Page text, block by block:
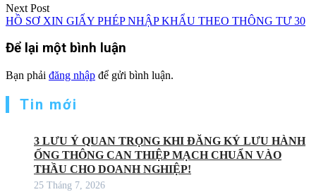
Điều
hướng
bài
viết
Next Post
HỒ SƠ XIN GIẤY PHÉP NHẬP KHẨU THEO THÔNG TƯ 30
Để lại một bình luận
Bạn phải đăng nhập để gửi bình luận.
Tin mới
3 LƯU Ý QUAN TRỌNG KHI ĐĂNG KÝ LƯU HÀNH
ỐNG THÔNG CAN THIỆP MẠCH CHUẨN VÀO
THẦU CHO DOANH NGHIỆP!
25 Tháng 7, 2026